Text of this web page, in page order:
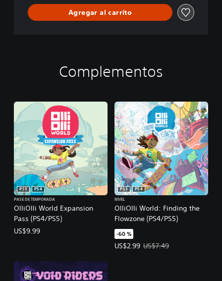
Agregar al carrito
Complementos
OlliOlli World Expansion
Pass (PS4/PS5)
PS5
PS4
PASE DE TEMPORADA
US$9.99
OlliOlli World: Finding the
Flowzone (PS4/PS5)
PS5
PS4
NIVEL
-60 %
US$2.99
Precio de la oferta: US$2.99.
US$7.49